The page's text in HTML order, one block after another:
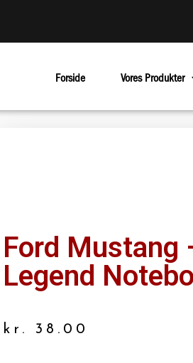
Forside Vores Produkter
Ford Mustang
Legend
kr. 38.00